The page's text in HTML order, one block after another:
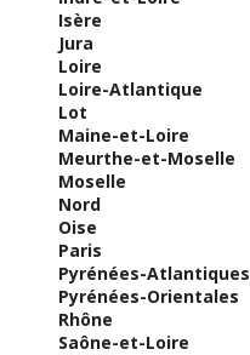
Isère
Jura
Loire
Loire-Atlantique
Lot
Maine-et-Loire
Meurthe-et-Moselle
Moselle
Nord
Oise
Paris
Pyrénées-Atlantiques
Pyrénées-Orientales
Rhône
Saône-et-Loire